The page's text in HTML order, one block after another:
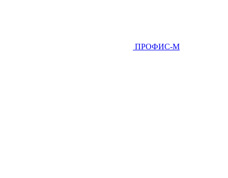
ПРОФИС-М